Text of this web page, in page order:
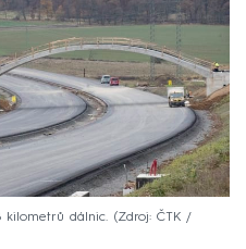
kilometrů dálnic.
Zdroj: ČTK /